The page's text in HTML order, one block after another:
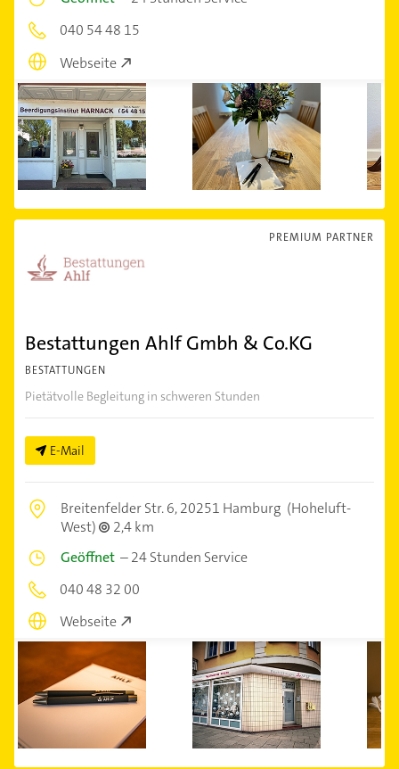
040 54 48 15
Webseite
PREMIUM PARTNER
Bestattungen Ahlf Gmbh & Co.KG
BESTATTUNGEN
Pietätvolle Begleitung in schweren Stunden
E-Mail
Breitenfelder Str. 6,20251 Hamburg (Hoheluft-
West)
2,4 km
Geöffnet –24 Stunden Service
040 48 32 00
Webseite